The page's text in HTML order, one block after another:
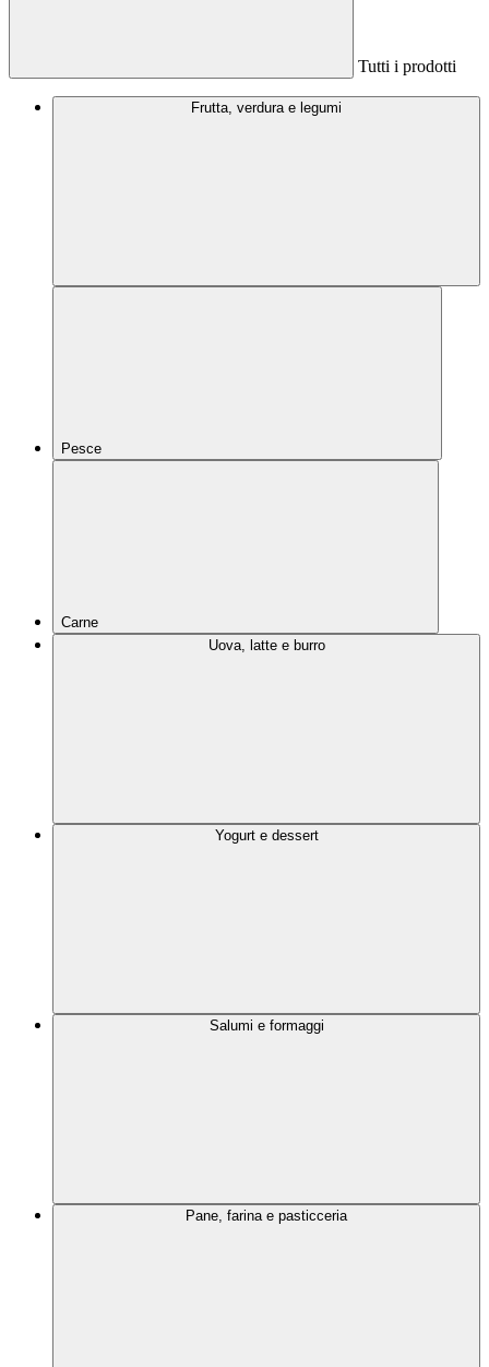
Tutti i prodotti
Frutta, verdura e legumi
Pesce
Carne
Uova, latte e burro
Yogurt e dessert
Salumi e formaggi
Pane, farina e pasticceria